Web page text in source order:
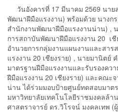
วันอังคารที่ 17 มีนาคม 2569 นาย
พัฒนาฝีมือแรงงาน) พร้อมด้วย นางก
สำนักงานพัฒนาฝีมือแรงงานน่าน) ,
การสถาบันพัฒนาฝีมือแรงงาน 20 เชี
อำนวยการกลุ่มงานแผนงานและสา
แรงงาน 20 เชียงราย) , นายมานิตย์
มาตรฐานฝีมือแรงงานและรับรองค
ฝีมือแรงงาน 20 เชียงราย) และคณะ
น่าน ได้ร่วมมอบป้ายศูนย์ทดสอบมาต
มหาวิทยาลัยเทคโนโลยีราชมงคลล้า
ศาสตราจารย์ ดร.วิโรจน์ มงคลเทพ